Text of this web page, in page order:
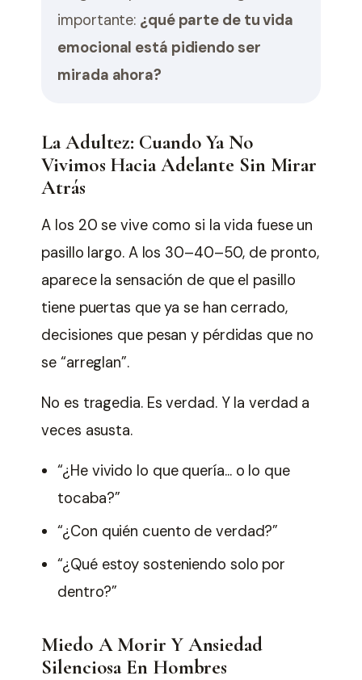
importante: ¿qué parte de tu vida
emocional está pidiendo ser
mirada ahora?
La Adultez: Cuando Ya No
Vivimos Hacia Adelante Sin Mirar
Atrás
A los 20 se vive como si la vida fuese un
pasillo largo. A los 30–40–50, de pronto,
aparece la sensación de que el pasillo
tiene puertas que ya se han cerrado,
decisiones que pesan y pérdidas que no
se “arreglan”.
No es tragedia. Es verdad. Y la verdad a
veces asusta.
“¿He vivido lo que quería… o lo que
tocaba?”
“¿Con quién cuento de verdad?”
“¿Qué estoy sosteniendo solo por
dentro?”
Miedo A Morir Y Ansiedad
Silenciosa En Hombres